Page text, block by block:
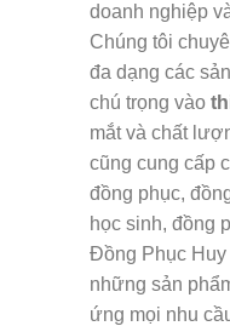
doanh nghiệp
Chúng tôi
đa dạng các
chú trọng vào
mắt và chất
cũng cung cấp
đồng phục,
học sinh, đồng
Đồng Phục Huy
những sản
ứng mọi nhu